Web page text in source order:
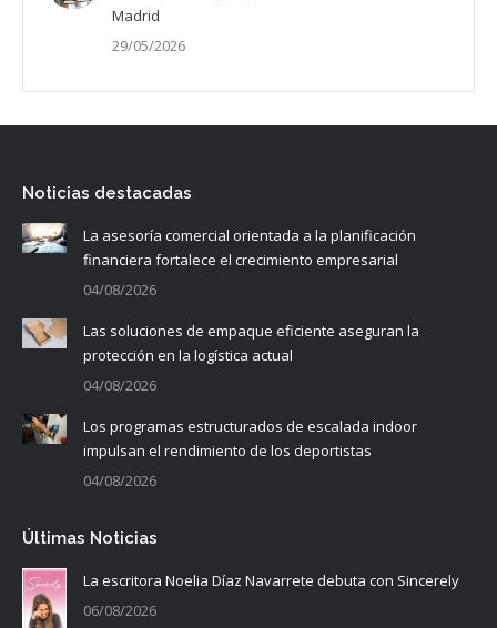
Madrid
29/05/2026
Noticias destacadas
La asesoría comercial orientada a la planificación
financiera fortalece el crecimiento empresarial
04/08/2026
Las soluciones de empaque eficiente aseguran la
protección en la logística actual
04/08/2026
Los programas estructurados de escalada indoor
impulsan el rendimiento de los deportistas
04/08/2026
Últimas Noticias
La escritora Noelia Díaz Navarrete debuta con Sincerely
06/08/2026